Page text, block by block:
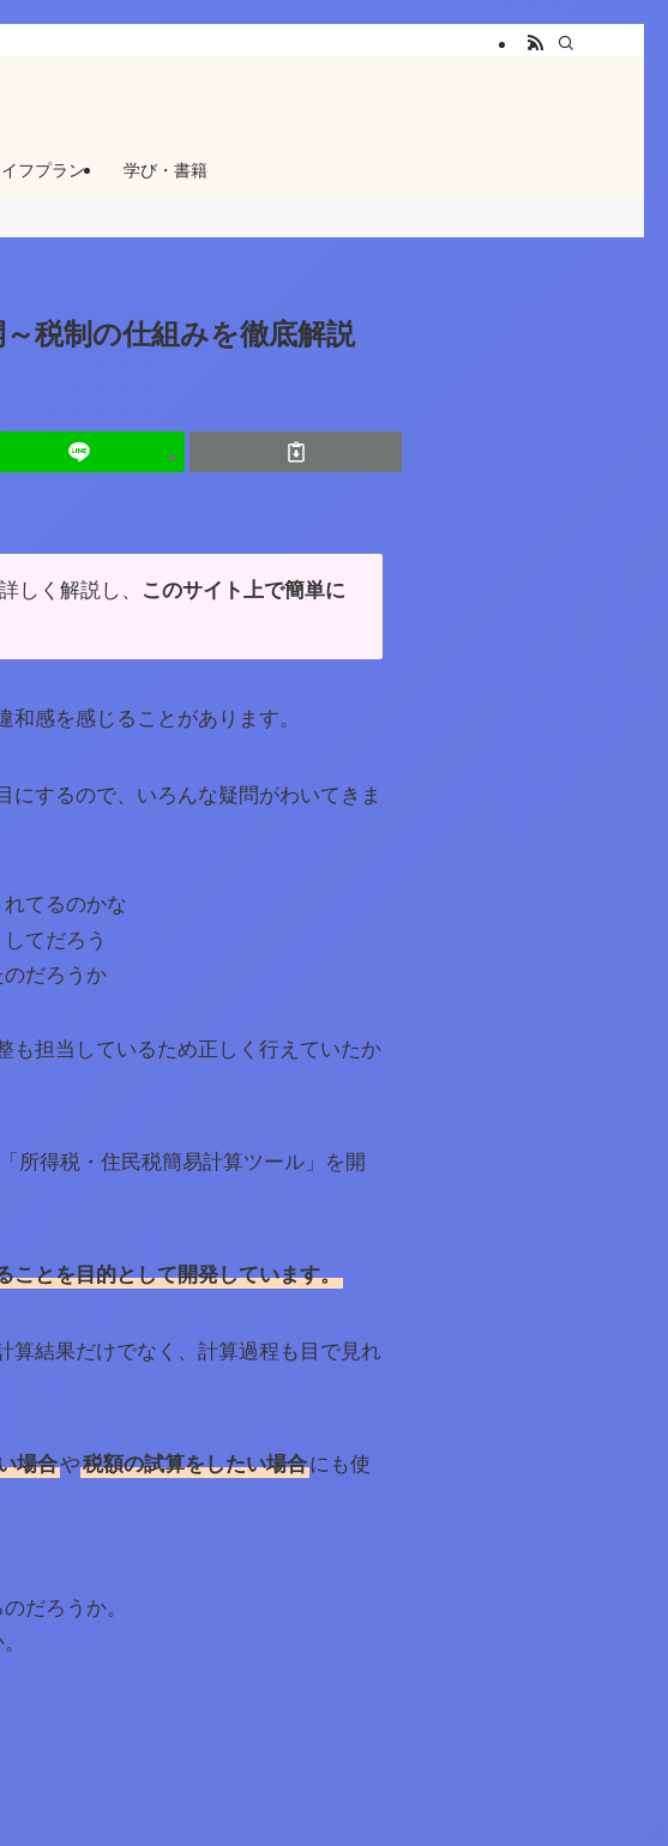
フプラン 学び・書籍
税制の仕組みを徹底解説
しく解説し、 このサイト上で簡単に
感を感じることがあります。
するので、いろんな疑問がわいてきま
てるのかな
てだろう
だろうか
も担当しているため正しく行えていたか
所得税・住民税簡易計算ツール」を開
ことを目的として開発しています。
算結果だけでなく、計算過程も目で見れ
場合や税額の試算をしたい場合にも使
だろうか。